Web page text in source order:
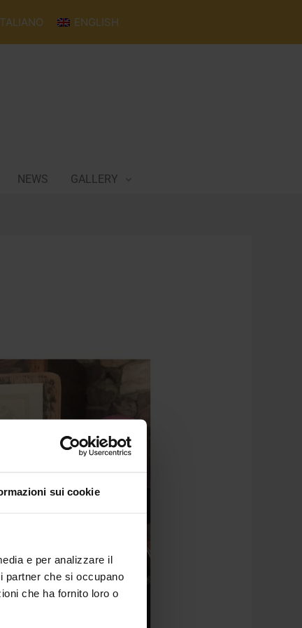
sui cookie
e per analizzare il
partner che si occupano
che ha fornito loro o
ENGLISH
NEWS GALLERY